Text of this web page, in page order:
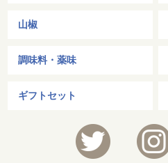
山椒
調味料・薬味
ギフトセット